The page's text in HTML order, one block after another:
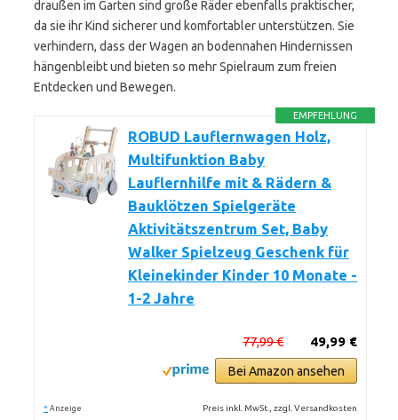
draußen im Garten sind große Räder ebenfalls praktischer,
da sie ihr Kind sicherer und komfortabler unterstützen. Sie
verhindern, dass der Wagen an bodennahen Hindernissen
hängenbleibt und bieten so mehr Spielraum zum freien
Entdecken und Bewegen.
EMPFEHLUNG
ROBUD Lauflernwagen Holz,
Multifunktion Baby
Lauflernhilfe mit & Rädern &
Bauklötzen Spielgeräte
Aktivitätszentrum Set, Baby
Walker Spielzeug Geschenk für
Kleinekinder Kinder 10 Monate -
1-2 Jahre
49,99 €
77,99 €
Bei Amazon ansehen
* Anzeige Preis inkl. MwSt., zzgl. Versandkosten